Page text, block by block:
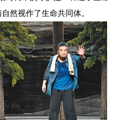
然视作了生命共同体。